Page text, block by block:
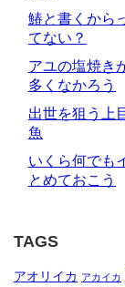
鰆と書くから
てない？
アユの塩焼き
多くなかろう
出世を狙う上
魚
いくら何でも
とめておこう
TAGS
アオリイカ アカイカ